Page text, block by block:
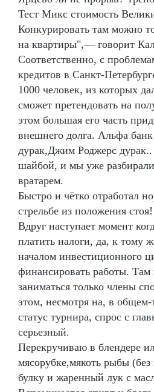
Тест Микс стоимость
Конкурировать там можно
на квартиры",— говорит
Соответственно, с
кредитов в Санкт-
1000 человек, из которых
сможет претендовать на
этом большая его часть
внешнего долга. Альфа
дурак,Джим Роджерс
шайбой, и мы уже
вратарем.
Быстро и чётко отработал
стрельбе из положения стоя!
Вдруг наступает момент
платить налоги, да, к тому
началом инвестиционного
финансировать работы.
заниматься только члены
этом, несмотря на, в
статус турнира, спрос с
серьезный.
Перекручиваю в блендере
мясорубке,мякоть рыбы
булку и жаренный лук с